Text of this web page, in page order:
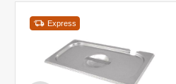
Express